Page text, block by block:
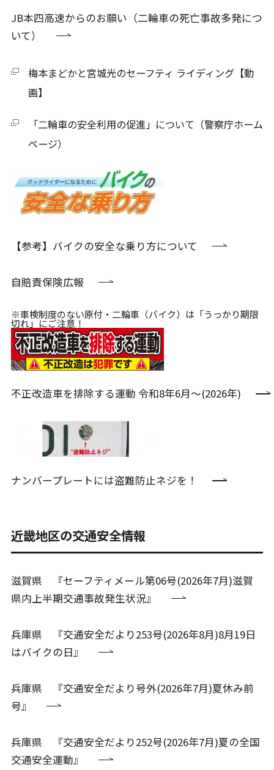
JB本四高速からのお願い（二輪車の死亡事故多発につ
いて）
梅本まどかと宮城光のセーフティ ライディング【動
画】
「二輪車の安全利用の促進」について（警察庁ホーム
ページ​）
【参考】バイクの安全な乗り方について
自賠責保険広報
※車検制度のない原付・二輪車（バイク）は「うっかり期限
切れ」にご注意！
不正改造車を排除する運動 令和8年6月～(2026年)
ナンバープレートには盗難防止ネジを！
近畿地区の交通安全情報
滋賀県 『セーフティメール第06号(2026年7月)滋賀
県内上半期交通事故発生状況』
兵庫県 『交通安全だより253号(2026年8月)8月19日
はバイクの日』
兵庫県 『交通安全だより号外(2026年7月)夏休み前
号』
兵庫県 『交通安全だより252号(2026年7月)夏の全国
交通安全運動』